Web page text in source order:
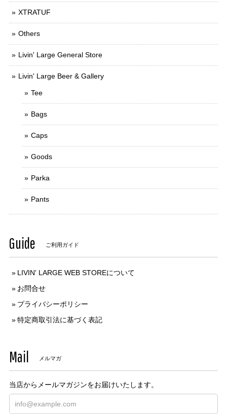
XTRATUF
Others
Livin' Large General Store
Livin' Large Beer & Gallery
Tee
Bags
Caps
Goods
Parka
Pants
Guide ご利用ガイド
LIVIN' LARGE WEB STOREについて
お問合せ
プライバシーポリシー
特定商取引法に基づく表記
Mail メルマガ
当店からメールマガジンをお届けいたします。